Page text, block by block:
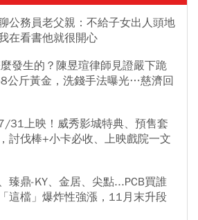
公務員老父親：不給子女出人頭地
在看書他就很開心
發生的？陳昱瑄律師見證嚴下跪
公斤黃金，洗錢手法曝光…慈濟回
31上映！威秀影城特典、預售套
討伐棒+小卡必收、上映戲院一文
臻鼎-KY、金居、尖點...PCB買誰
這檔」爆炸性強漲，11月末升段